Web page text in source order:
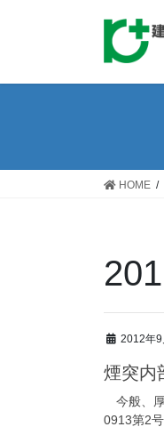
HOME
2012年9
煙突内
今般、
0913第2